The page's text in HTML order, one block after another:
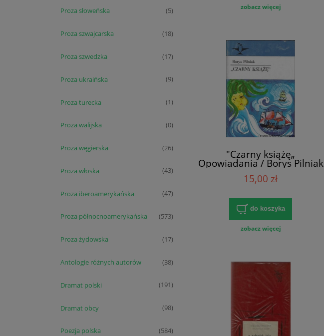
Proza słoweńska (5)
Proza szwajcarska (18)
Proza szwedzka (17)
Proza ukraińska (9)
Proza turecka (1)
Proza walijska (0)
Proza węgierska (26)
Proza włoska (43)
Proza iberoamerykańska (47)
Proza północnoamerykańska (573)
Proza żydowska (17)
Antologie różnych autorów (38)
Dramat polski (191)
Dramat obcy (98)
Poezja polska (584)
zobacz więcej
"Czarny książę„
Opowiadania / Borys Pilniak
15,00 zł
do koszyka
zobacz więcej